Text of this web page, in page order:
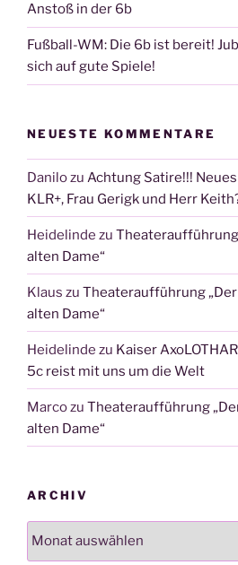
Anstoß in der 6b
Fußball-WM: Die 6b ist bereit!
sich auf gute Spiele!
NEUESTE KOMMENTARE
Danilozu Achtung Satire!!!
KLR+, Frau Gerigk und Herr
Heidelinde zu
alten Dame“
Klaus zu Theateraufführung
alten Dame“
Heidelinde zu Kaiser
5c reist mit uns um die Welt
Marcozu Theateraufführung
alten Dame“
ARCHIV
Archiv